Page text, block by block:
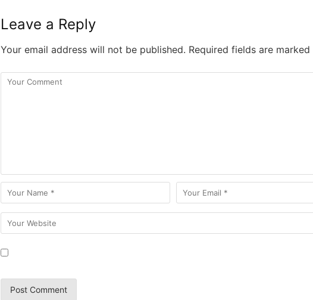
Leave a Reply
Your email address will not be published. Required fields are marked